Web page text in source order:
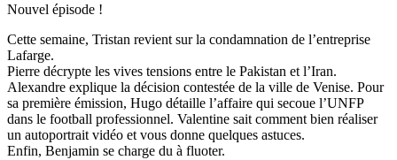
Nouvel épisode !
Cette semaine, Tristan revient sur la condamnation de l’entreprise
Lafarge.
Pierre décrypte les vives tensions entre le Pakistan et l’Iran.
Alexandre explique la décision contestée de la ville de Venise. Pour
sa première émission, Hugo détaille l’affaire qui secoue l’UNFP
dans le football professionnel. Valentine sait comment bien réaliser
un autoportrait vidéo et vous donne quelques astuces.
Enfin, Benjamin se charge du à fluoter.